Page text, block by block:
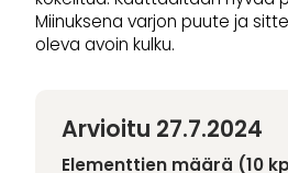
Miinuksena varjon puute ja
oleva avoin kulku.
Arvioitu 27.7.2024
Elementtien määrä (10